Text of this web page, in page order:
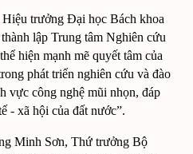
trưởng Đại học Bách khoa
lập Trung tâm Nghiên cứu
hiện mạnh mẽ quyết tâm của
phát triển nghiên cứu và đào
vực công nghệ mũi nhọn, đáp
- xã hội của đất nước”.
Minh Sơn, Thứ trưởng Bộ